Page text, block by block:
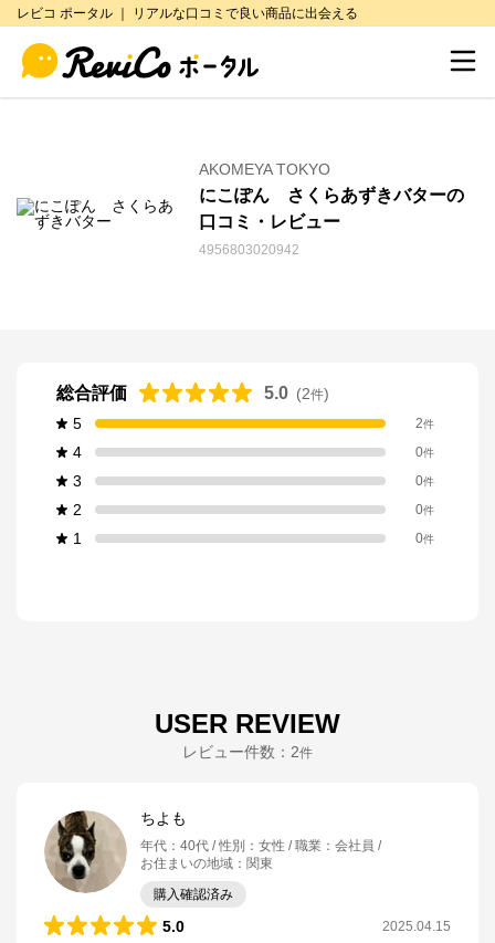
レビコ ポータル ｜ リアルな口コミで良い商品に出会える
AKOMEYA TOKYO
にこぽん さくらあずきバターの
口コミ・レビュー
4956803020942
総合評価 5.0 (2件)
5
2件
4 0件
3 0件
2 0件
1 0件
USER REVIEW
レビュー件数： 2件
ちよも
年代 ： 40代 性別 ： 女性 職業 ： 会社員
お住まいの地域 ： 関東
購入確認済み
5.0 2025.04.15